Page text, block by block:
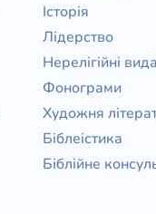
Історія
Лідерство
Нерелігійні
Фонограми
Художня
Біблеістика
Біблійне